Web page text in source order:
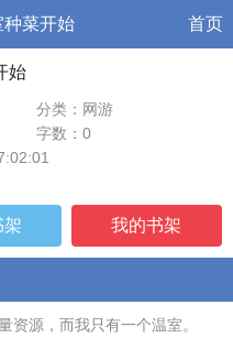
种菜开始 首页
始
分类：网游
字数：0
架 我的书架
资源，而我只有一个温室。